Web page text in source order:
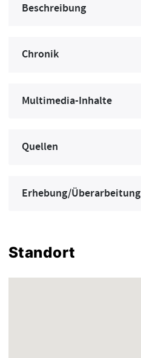
Beschreibung
Chronik
Multimedia-Inhalte
Quellen
Erhebung/Überarbeitung
Standort